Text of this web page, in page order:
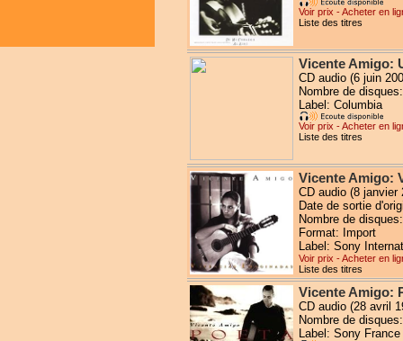
Voir prix - Acheter en
Liste des titres
Vicente Amigo:
CD audio (6 juin
Nombre de
Label: Columbia
Voir prix - Acheter en
Liste des titres
Vicente Amigo:
CD audio (8 janvier
Date de sortie
Nombre de
Format: Import
Label: Sony
Voir prix - Acheter en
Liste des titres
Vicente Amigo:
CD audio (28 avril
Nombre de
Label: Sony France